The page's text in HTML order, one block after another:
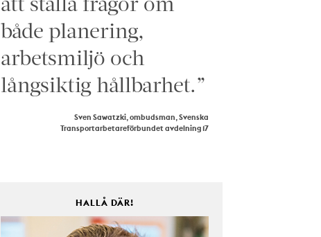
både planering,
arbetsmiljö och
långsiktig hållbarhet.”
Sven Sawatzki, ombudsman, Svenska
Transportarbetareförbundet avdelning 17
HALLÅ DÄR!